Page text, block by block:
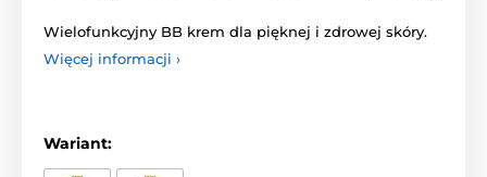
Wielofunkcyjny BB krem dla pięknej i zdrowej skóry.
Więcej informacji ›
Wariant: